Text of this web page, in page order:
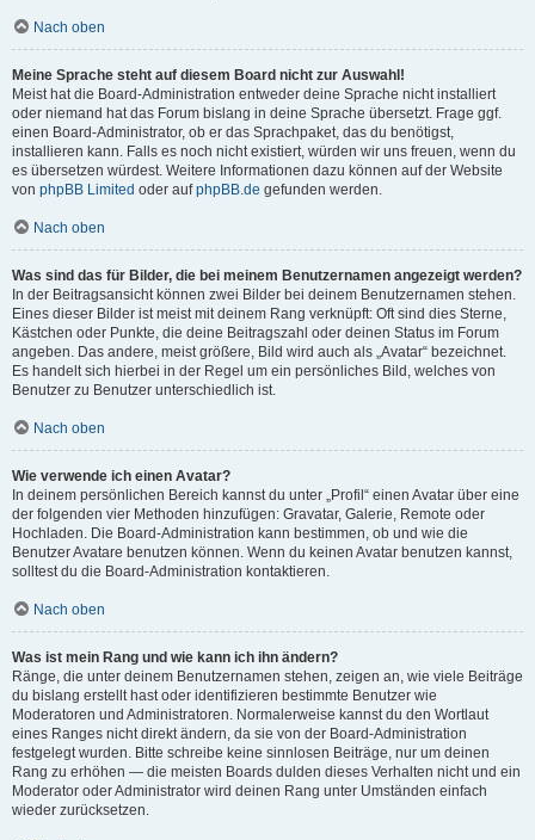
Nach oben
Meine Sprache steht auf diesem Board nicht zur Auswahl!
Meist hat die Board-Administration entweder deine Sprache nicht installiert
oder niemand hat das Forum bislang in deine Sprache übersetzt. Frage ggf.
einen Board-Administrator, ob er das Sprachpaket, das du benötigst,
installieren kann. Falls es noch nicht existiert, würden wir uns freuen, wenn du
es übersetzen würdest. Weitere Informationen dazu können auf der Website
von phpBB Limited oder aufphpBB.de gefunden werden.
Nach oben
Was sind das für Bilder, die bei meinem Benutzernamen angezeigt werden?
In der Beitragsansicht können zwei Bilder bei deinem Benutzernamen stehen.
Eines dieser Bilder ist meist mit deinem Rang verknüpft: Oft sind dies Sterne,
Kästchen oder Punkte, die deine Beitragszahl oder deinen Status im Forum
angeben. Das andere, meist größere, Bild wird auch als „Avatar“ bezeichnet.
Es handelt sich hierbei in der Regel um ein persönliches Bild, welches von
Benutzer zu Benutzer unterschiedlich ist.
Nach oben
Wie verwende ich einen Avatar?
In deinem persönlichen Bereich kannst du unter „Profil“ einen Avatar über eine
der folgenden vier Methoden hinzufügen: Gravatar, Galerie, Remote oder
Hochladen. Die Board-Administration kann bestimmen, ob und wie die
Benutzer Avatare benutzen können. Wenn du keinen Avatar benutzen kannst,
solltest du die Board-Administration kontaktieren.
Nach oben
Was ist mein Rang und wie kann ich ihn ändern?
Ränge, die unter deinem Benutzernamen stehen, zeigen an, wie viele Beiträge
du bislang erstellt hast oder identifizieren bestimmte Benutzer wie
Moderatoren und Administratoren. Normalerweise kannst du den Wortlaut
eines Ranges nicht direkt ändern, da sie von der Board-Administration
festgelegt wurden. Bitte schreibe keine sinnlosen Beiträge, nur um deinen
Rang zu erhöhen — die meisten Boards dulden dieses Verhalten nicht und ein
Moderator oder Administrator wird deinen Rang unter Umständen einfach
wieder zurücksetzen.